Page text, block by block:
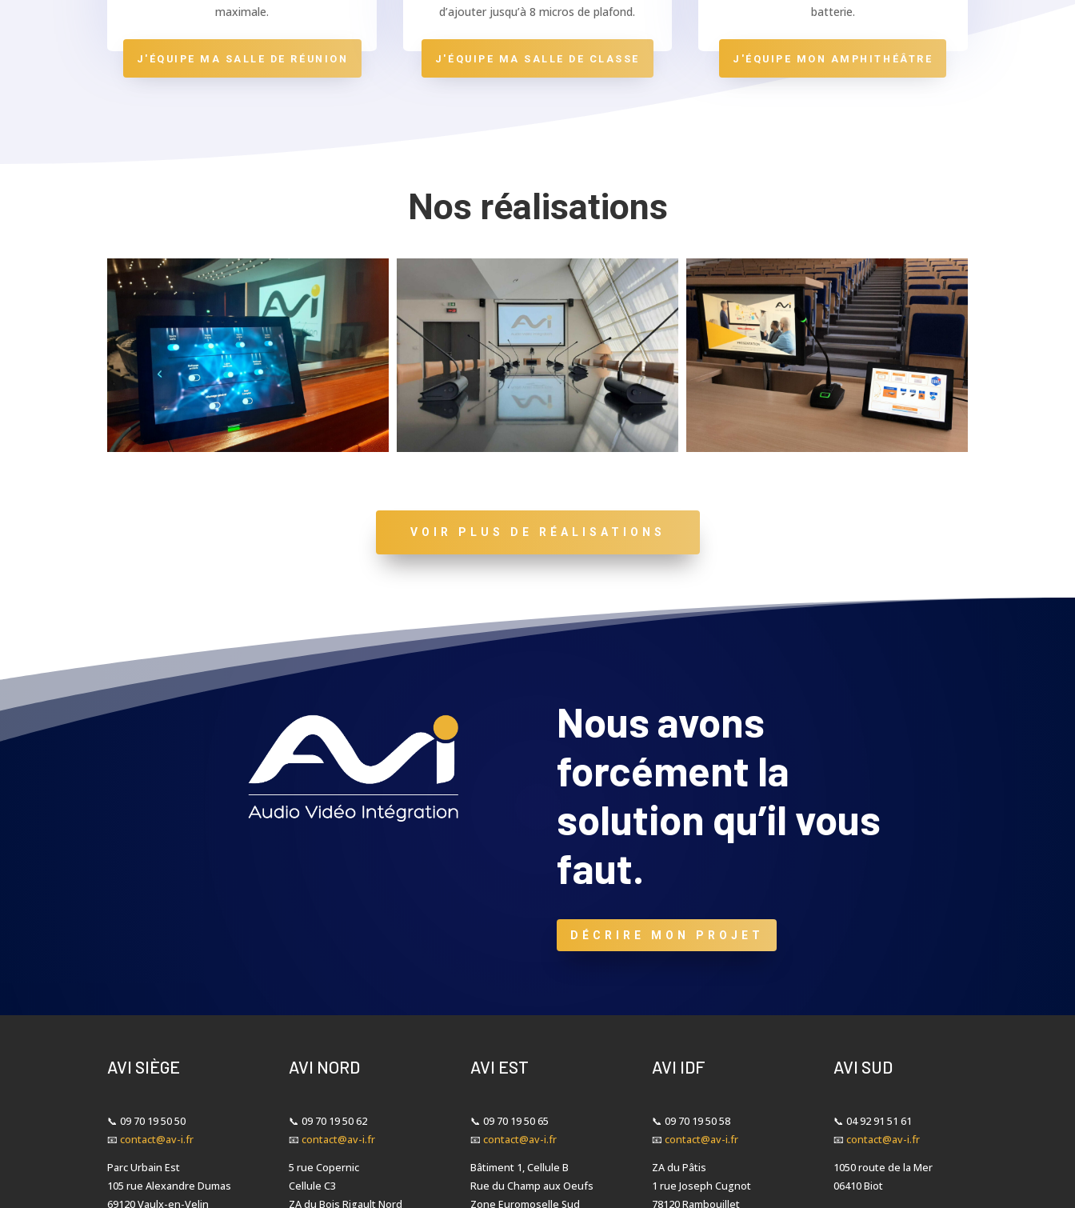
maximale.
J'ÉQUIPE MA SALLE DE RÉUNION
d’ajouter jusqu’à 8 micros de plafond.
J'ÉQUIPE MA SALLE DE CLASSE
batterie.
J'ÉQUIPE MON AMPHITHÉÂTRE
Nos réalisations
VOIR PLUS DE RÉALISATIONS
Nous avons
forcément la
solution qu’il vous
faut.
DÉCRIRE MON PROJET
AVI SIÈGE
📞09 70 19 50 50
📧contact@av-i.fr
Parc Urbain Est
105 rue Alexandre Dumas
69120 Vaulx-en-Velin
AVI NORD
📞09 70 19 50 62
📧contact@av-i.fr
5 rue Copernic
Cellule C3
ZA du Bois Rigault Nord
AVI EST
📞09 70 19 50 65
📧contact@av-i.fr
Bâtiment 1, Cellule B
Rue du Champ aux Oeufs
Zone Euromoselle Sud
AVI IDF
📞 09 70 19 50 58
📧 contact@av-i.fr
ZA du Pâtis
1 rue Joseph Cugnot
78120 Rambouillet
AVI SUD
📞 04 92 91 51 61
📧 contact@av-i.fr
1050 route de la Mer
06410 Biot